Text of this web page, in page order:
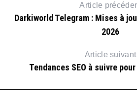
Article
Darkiworld Telegram : Mises à
2026
Article suivant
Tendances SEO à suivre